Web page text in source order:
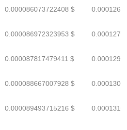
0.000086073722408 $
0.000086972323953 $
0.000087817479411 $
0.000088667007928 $
0.000089493715216 $